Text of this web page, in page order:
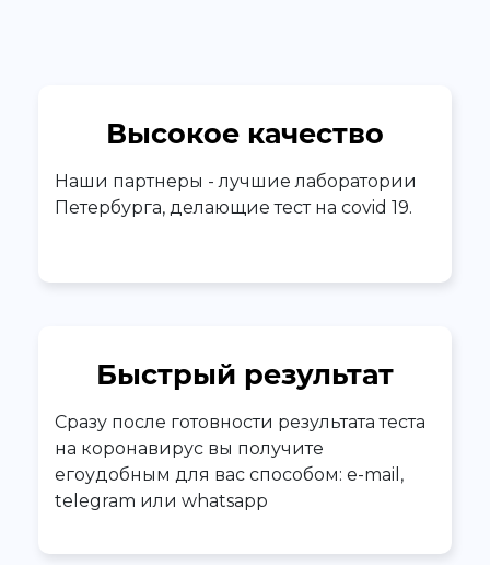
Высокое качество
Наши партнеры - лучшие лаборатории
Петербурга, делающие тест на covid 19.
Быстрый результат
Сразу после готовности результата теста
на коронавирус вы получите
егоудобным для вас способом: e-mail,
telegram или whatsapp